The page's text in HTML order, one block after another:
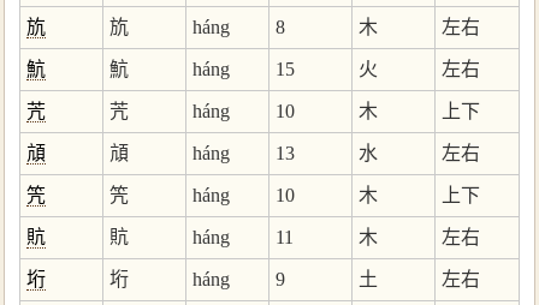
斻 斻 háng 8 木 左右
魧 魧 háng 15 火 左右
苀 苀 háng 10 木 上下
頏 頏 háng 13 水 左右
笐 笐 háng 10 木 上下
貥 貥 háng 11 木 左右
垳 垳 háng 9 土 左右